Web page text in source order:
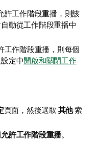
許工作階段重播，則該
動從工作階段重播中
工作階段重播，則每個
定中開啟和關閉工作
頁面，然後選取 其他索
允許工作階段重播。